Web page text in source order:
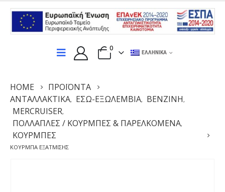
0
ΕΛΛΗΝΙΚΆ
HOME
ΠΡΟΪΌΝΤΑ
ΑΝΤΑΛΛΑΚΤΙΚΆ, ΕΣΩ-ΕΞΩΛΕΜΒΙΑ, ΒΕΝΖΊΝΗ,
MERCRUISER,
ΠΟΛΛΑΠΛΈΣ / ΚΟΎΡΜΠΕΣ & ΠΑΡΕΛΚΌΜΕΝΑ,
ΚΟΥΡΜΠΕΣ
ΚΟΎΡΜΠΑ ΕΞΆΤΜΙΣΗΣ